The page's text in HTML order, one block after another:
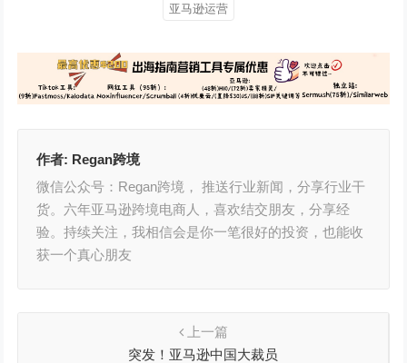
亚马逊运营
作者: Regan跨境
微信公众号：Regan跨境， 推送行业新闻，分享行业干
货。六年亚马逊跨境电商人，喜欢结交朋友，分享经
验。持续关注，我相信会是你一笔很好的投资，也能收
获一个真心朋友
上一篇
突发！亚马逊中国大裁员